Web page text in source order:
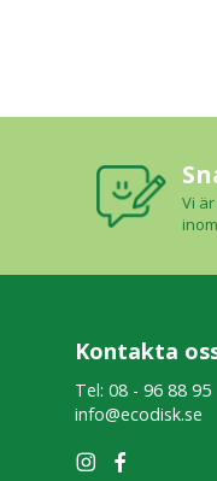
Vi
Kontakta
Tel: 08 - 96 88 95
info@ecodisk.se